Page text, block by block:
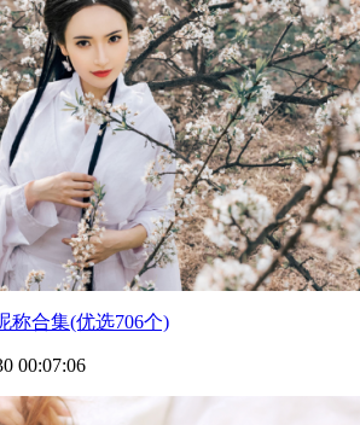
称合集(优选706个)
00:07:06